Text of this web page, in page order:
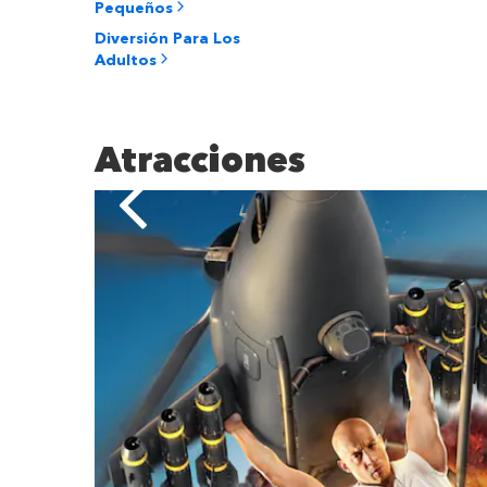
Pequeños
Diversión Para Los
Adultos
Atracciones